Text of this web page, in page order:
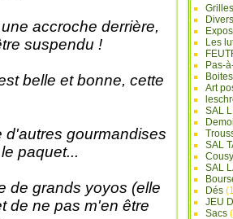
accroche derrière,
suspendu !
belle et bonne, cette
d'autres gourmandises
paquet...
de grands yoyos (elle
de ne pas m'en être
Grilles
Divers
Les
Pas-
Art
SAL
SAL
SAL
Dés
JEU
Sacs